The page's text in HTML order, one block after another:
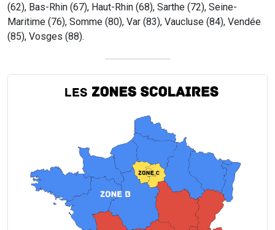
(62), Bas-Rhin (67), Haut-Rhin (68), Sarthe (72), Seine-
Maritime (76), Somme (80), Var (83), Vaucluse (84), Vendée
(85), Vosges (88).